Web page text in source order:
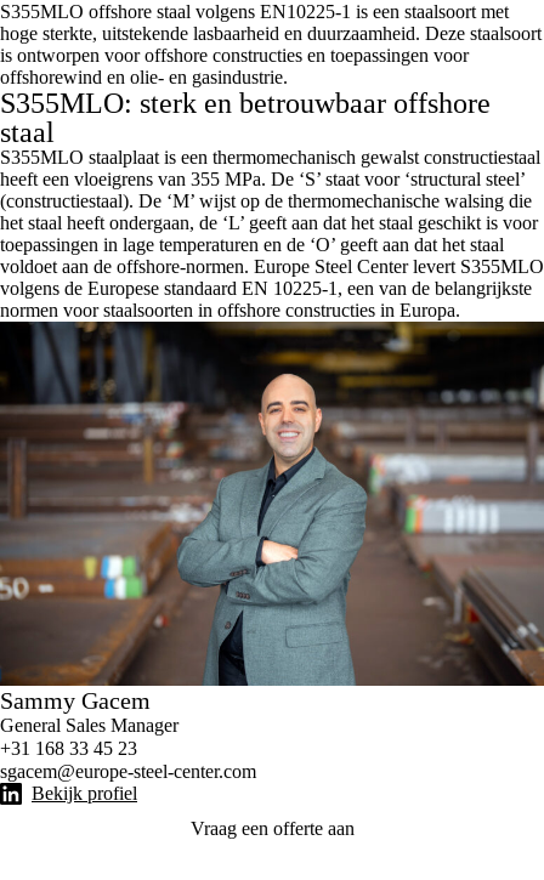
S355MLO offshore staal volgens EN10225-1 is een staalsoort met
hoge sterkte, uitstekende lasbaarheid en duurzaamheid. Deze staalsoort
is ontworpen voor offshore constructies en toepassingen voor
offshorewind en olie- en gasindustrie.
S355MLO: sterk en betrouwbaar offshore
staal
S355MLO staalplaat is een thermomechanisch gewalst constructiestaal
heeft een vloeigrens van 355 MPa. De ‘S’ staat voor ‘structural steel’
(constructiestaal). De ‘M’ wijst op de thermomechanische walsing die
het staal heeft ondergaan, de ‘L’ geeft aan dat het staal geschikt is voor
toepassingen in lage temperaturen en de ‘O’ geeft aan dat het staal
voldoet aan de offshore-normen. Europe Steel Center levert S355MLO
volgens de Europese standaard EN 10225-1, een van de belangrijkste
normen voor staalsoorten in offshore constructies in Europa.
Sammy Gacem
General Sales Manager
+31 168 33 45 23
sgacem@europe-steel-center.com
Bekijk profiel
Vraag een offerte aan